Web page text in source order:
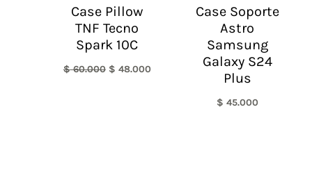
Case Pillow
TNF Tecno
Spark 10C
$60.000 $ 48.000
Case Soporte
Astro
Samsung
Galaxy S24
Plus
$ 45.000